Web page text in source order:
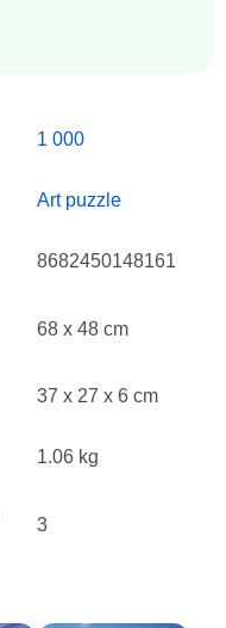
1 000
Art puzzle
8682450148161
68 x 48 cm
37 x 27 x 6 cm
1.06 kg
3